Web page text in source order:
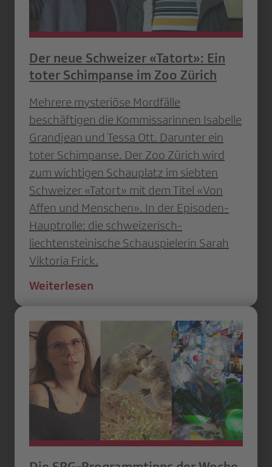
Der neue Schweizer «Tatort»: Ein
toter Schimpanse im Zoo Zürich
Mehrere mysteriöse Mordfälle
beschäftigen die Kommissarinnen Isabelle
Grandjean und Tessa Ott. Darunter ein
toter Schimpanse. Der Zoo Zürich wird
zum wichtigen Schauplatz im siebten
Schweizer «Tatort» mit dem Titel «Von
Affen und Menschen». In der Episoden-
Hauptrolle: die schweizerisch-
liechtensteinische Schauspielerin Sarah
Viktoria Frick.
Weiterlesen